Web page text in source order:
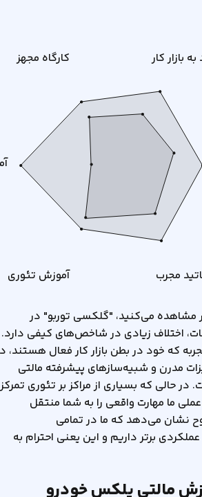
بازار کار
کارگاه مجهز
آموزش تئوری مجرب
مشاهده می‌کنید، "گلکسی توربو" در
اختلاف زیادی در شاخص‌های کیفی دارد.
که خود در بطن بازار کار فعال هستند،
مدرن و شبیه‌سازهای پیشرفته مالتی
حالی که بسیاری از مراکز بر تئوری تمرکز
عملی ما مهارت واقعی را به شما منتقل
نشان می‌دهد که ما در تمامی
برتر داریم و این یعنی احترام به
مالتی پلکس خودرو